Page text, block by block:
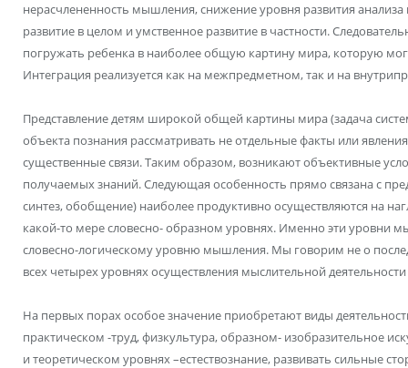
нерасчлененность мышления, снижение уровня развития анализа
развитие в целом и умственное развитие в частности.
погружать ребенка в наиболее общую картину мира, которую
Интеграция реализуется как на межпредметном, так и на
Представление детям широкой общей картины мира (задача
объекта познания рассматривать не отдельные факты или
существенные связи. Таким образом, возникают объективные
получаемых знаний. Следующая особенность прямо связана с
синтез, обобщение) наиболее продуктивно осуществляются на
какой-то мере словесно- образном уровнях. Именно эти уровни
словесно-логическому уровню мышления. Мы говорим не о
всех четырех уровнях осуществления мыслительной
На первых порах особое значение приобретают виды
практическом -труд, физкультура, образном- изобразительное
и теоретическом уровнях –естествознание, развивать сильные